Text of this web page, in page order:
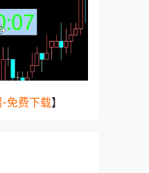
免费下载】